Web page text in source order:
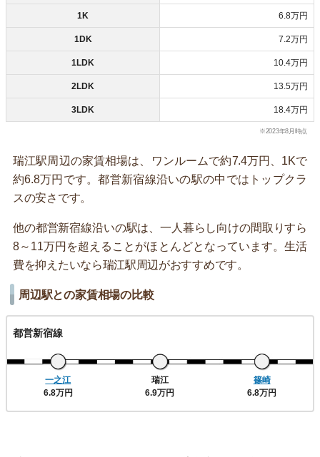
1K 6.8万円
1DK 7.2万円
1LDK 10.4万円
2LDK 13.5万円
3LDK 18.4万円
※2023年8月時点
瑞江駅周辺の家賃相場は、ワンルームで約7.4万円、1Kで
約6.8万円です。都営新宿線沿いの駅の中ではトップクラ
スの安さです。
他の都営新宿線沿いの駅は、一人暮らし向けの間取りすら
8～11万円を超えることがほとんどとなっています。生活
費を抑えたいなら瑞江駅周辺がおすすめです。
周辺駅との家賃相場の比較
都営新宿線
一之江
6.8万円
瑞江
6.9万円
篠崎
6.8万円